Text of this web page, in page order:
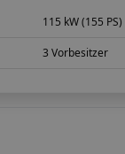
115 kW (155 PS)
3 Vorbesitzer